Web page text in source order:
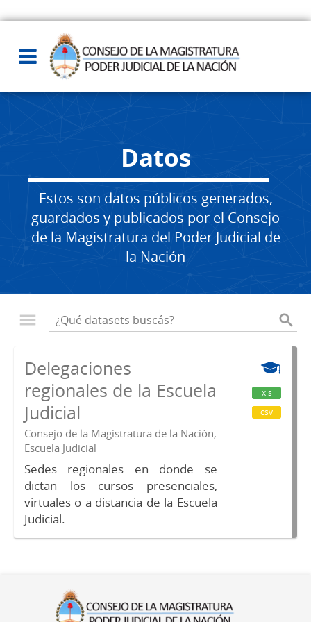
Datos
Estos son datos públicos generados,
guardados y publicados por el Consejo
de la Magistratura del Poder Judicial de
la Nación
Delegaciones
regionales de la Escuela
Judicial
Consejo de la Magistratura de la Nación,
Escuela Judicial
Sedes regionales en donde se
dictan los cursos presenciales,
virtuales o a distancia de la Escuela
Judicial.
xls
csv